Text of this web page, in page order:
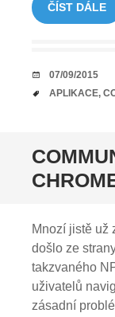
ČÍST DÁLE
DATUM
07/09/2015
TAGY
APLIKACE,
Mnozí jistě už
došlo ze
takzvaného
uživatelů
zásadní